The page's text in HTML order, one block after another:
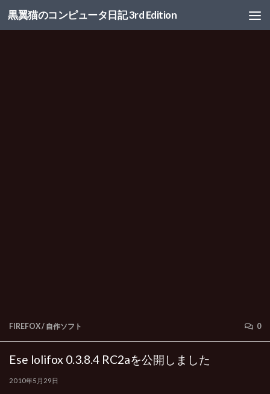
コンテンツへスキップ
黒翼猫のコンピュータ日記 3rd Edition
FIREFOX/ 自作ソフト 0
Ese lolifox 0.3.8.4 RC2aを公開しました
2010年5月29日